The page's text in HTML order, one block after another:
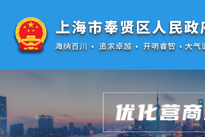
说
明
跳